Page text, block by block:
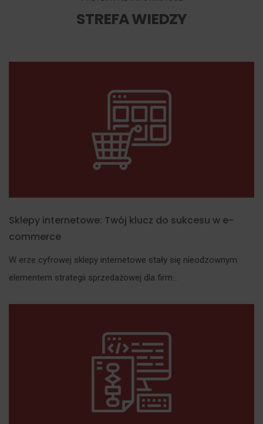
STREFA WIEDZY
Sklepy internetowe: Twój klucz do sukcesu w e-
commerce
W erze cyfrowej sklepy internetowe stały się nieodzownym
elementem strategii sprzedażowej dla firm...